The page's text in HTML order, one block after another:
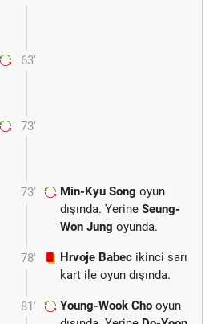
63'
73'
73' Min-Kyu Song oyun
dışında. Yerine Seung-
Won Jung oyunda.
78' Hrvoje Babec ikinci sarı
kart ile oyun dışında.
81' Young-Wook Cho oyun